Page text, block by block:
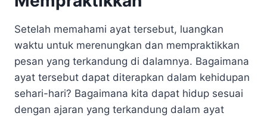
Setelah memahami ayat tersebut, luangkan
waktu untuk merenungkan dan mempraktikkan
pesan yang terkandung di dalamnya. Bagaimana
ayat tersebut dapat diterapkan dalam kehidupan
sehari-hari? Bagaimana kita dapat hidup sesuai
dengan ajaran yang terkandung dalam ayat